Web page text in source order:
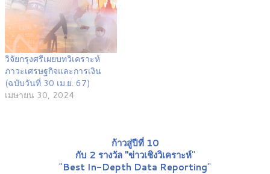
วิจัยกรุงศรีเผยบทวิเคราะห์
ภาวะเศรษฐกิจและการเงิน
(ฉบับวันที่ 30 เม.ย. 67)
เมษายน 30, 2024
ก้าวสู่ปีที่ 10
กับ 2 รางวัล "ข่าวเชิงวิเคราะห์"
"Best In-Depth Data Reporting"